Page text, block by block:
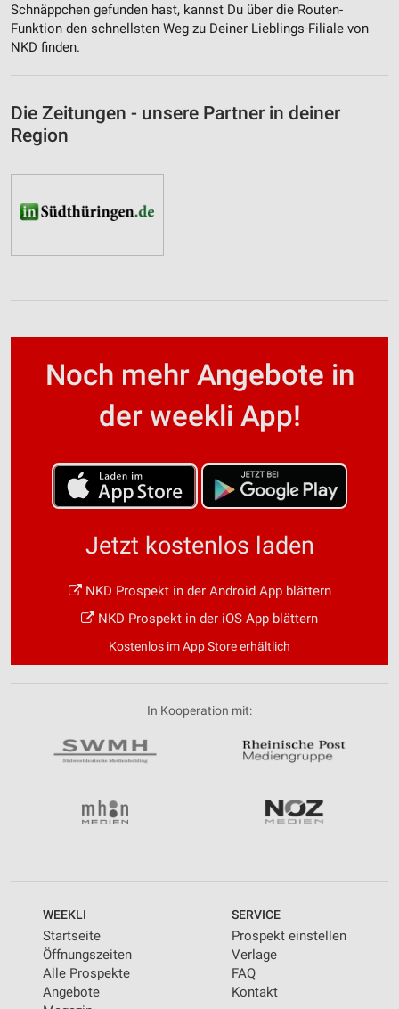
Schnäppchen gefunden hast, kannst Du über die Routen-
Funktion den schnellsten Weg zu Deiner Lieblings-Filiale von
NKD finden.
Die Zeitungen - unsere Partner in deiner
Region
Noch mehr Angebote in
der weekli App!
Jetzt kostenlos laden
NKD Prospekt in der Android App blättern
NKD Prospekt in der iOS App blättern
Kostenlos im App Store erhältlich
In Kooperation mit:
WEEKLI
Startseite
Öffnungszeiten
Alle Prospekte
Angebote
SERVICE
Prospekt einstellen
Verlage
FAQ
Kontakt